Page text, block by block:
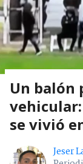
Un balón
se vivió
Jeser